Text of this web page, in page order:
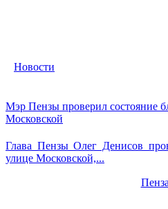
Новости
Мэр Пензы проверил состояние
Московской
Глава Пензы Олег Денисов
улице Московской,...
Пенза